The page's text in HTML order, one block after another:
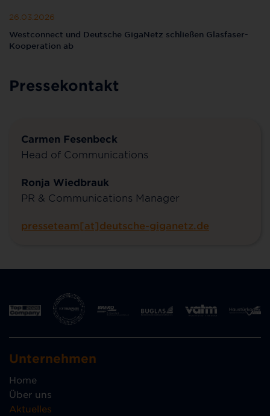
26.03.2026
Westconnect und Deutsche GigaNetz schließen Glasfaser-
Kooperation ab
Pressekontakt
Carmen Fesenbeck
Head of Communications
Ronja Wiedbrauk
PR & Communications Manager
presseteam[at]deutsche-giganetz.de
Unternehmen
Home
Über uns
Aktuelles